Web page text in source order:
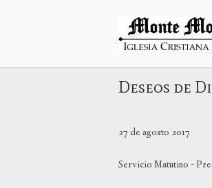
Inicio
Deseos de
27 de agosto 2017
Servicio Matutino -